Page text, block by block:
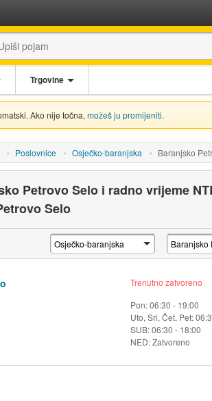
Trgovine
Ako nije točna, možeš ju promijeniti.
Poslovnice Osječko-baranjska Baranjsko
Petrovo Selo i radno vrijeme
Selo
Trenutno zatvoreno
Pon: 06:30 - 19:00
Uto, Sri, Čet, Pet:
SUB: 06:30 - 18:00
NED: Zatvoreno